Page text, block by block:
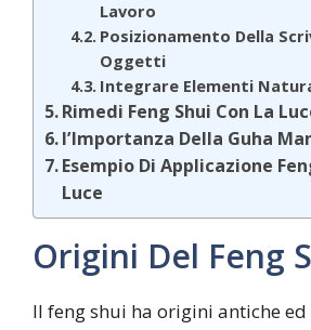
Lavoro
Posizionamento Della
Oggetti
Integrare Elementi
Rimedi Feng Shui Con La
l’Importanza Della Guha
Esempio Di Applicazione
Luce
Origini Del Feng
Il feng shui ha origini antiche